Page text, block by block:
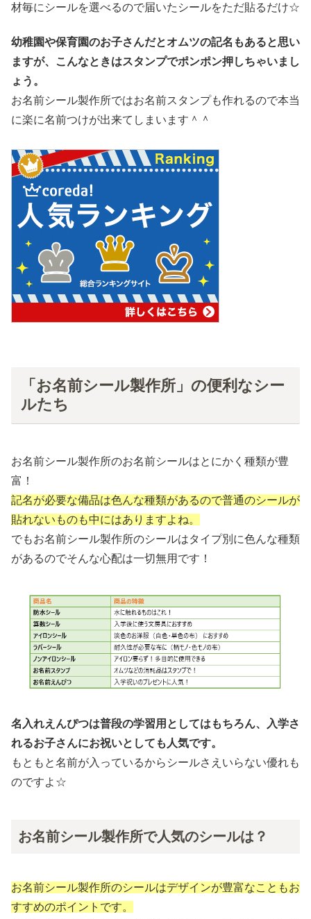
材毎にシールを選べるので届いたシールをただ貼るだけ☆
幼稚園や保育園のお子さんだとオムツの記名もあると思い
ますが、こんなときはスタンプでポンポン押しちゃいまし
ょう。
お名前シール製作所ではお名前スタンプも作れるので本当
に楽に名前つけが出来てしまいます＾＾
「お名前シール製作所」の便利なシー
ルたち
お名前シール製作所のお名前シールはとにかく種類が豊
富！
記名が必要な備品は色んな種類があるので普通のシールが
貼れないものも中にはありますよね。
でもお名前シール製作所のシールはタイプ別に色んな種類
があるのでそんな心配は一切無用です！
名入れえんぴつは普段の学習用としてはもちろん、入学さ
れるお子さんにお祝いとしても人気です。
もともと名前が入っているからシールさえいらない優れも
のですよ☆
お名前シール製作所で人気のシールは？
お名前シール製作所のシールはデザインが豊富なこともお
すすめのポイントです。